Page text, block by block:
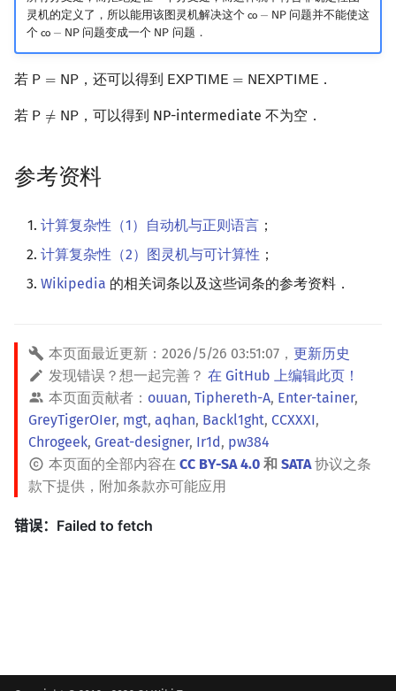
灵机的定义了，所以能用该图灵机解决这个 𝖼𝗈 − 𝖭𝖯
co −NP
问题并不能使这
个 𝖼𝗈 − 𝖭𝖯
co −NP 问题变成一个 𝖭𝖯
NP 问题．
若 𝖯 = 𝖭𝖯
P=NP ，还可以得到 𝖤𝖷𝖯 𝖳𝖨𝖬𝖤 = 𝖭𝖤𝖷𝖯𝖳 𝖨𝖬𝖤
EXPTIME= NEXPTIME ．
若 𝖯 ≠ 𝖭𝖯
P≠NP ，可以得到 NP-intermediate 不为空．
参考资料
计算复杂性（1）自动机与正则语言 ；
计算复杂性（2）图灵机与可计算性 ；
Wikipedia 的相关词条以及这些词条的参考资料．
本页面最近更新： 2026/5/26 03:51:07 ， 更新历史
发现错误？想一起完善？ 在 GitHub 上编辑此页！
本页面贡献者： ouuan, Tiphereth-A, Enter-tainer,
GreyTigerOIer, mgt, aqhan, Backl1ght, CCXXXI,
Chrogeek, Great-designer, Ir1d, pw384
本页面的全部内容在 CC BY-SA 4.0 和 SATA协议之条
款下提供，附加条款亦可能应用